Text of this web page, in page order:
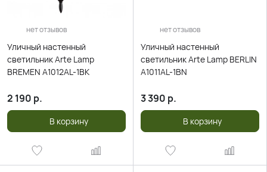
нет отзывов
Уличный настенный
светильник Arte Lamp
BREMEN A1012AL-1BK
2 190 р.
В корзину
нет отзывов
Уличный настенный
светильник Arte Lamp BERLIN
A1011AL-1BN
3 390 р.
В корзину